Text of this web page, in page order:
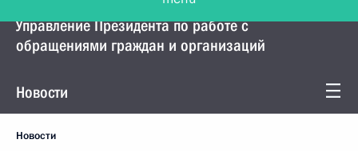
Управление Президента по работе с
обращениями граждан и организаций
Новости
Новости